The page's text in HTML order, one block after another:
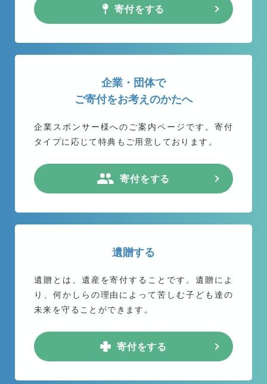
寄付をする
企業・団体で
ご寄付をお考えのかたへ
企業スポンサー様へのご案内ページです。 寄付
タイプに応じて特典もご用意しております。
寄付をする
遺贈する
遺贈とは、遺産を寄付することです。遺贈によ
り、何かしらの理由によって苦しむ子ども達の
未来を守ることができます。
寄付をする